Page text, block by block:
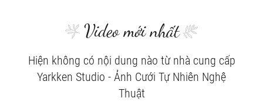
Video mới nhất
Hiện không có nội dung nào từ nhà cung cấp
Yarkken Studio - Ảnh Cưới Tự Nhiên Nghệ
Thuật